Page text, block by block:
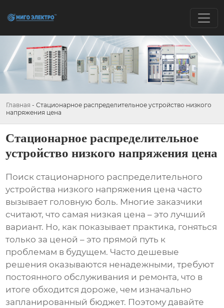
Главная - Стационарное распределительное устройство низкого
напряжения цена
Стационарное распределительное
устройство низкого напряжения цена
Поиск стационарного распределительного
устройства низкого напряжения цена часто
вызывает головную боль. Многие заказчики
считают, что самая низкая цена – это лучший
вариант. Но, как показывает практика, гоняться
только за ценой – это прямой путь к
проблемам в будущем. Часто дешевые
решения оказываются ненадежными, требуют
постоянного обслуживания и ремонта, что в
итоге обходится дороже, чем изначально
запланированный бюджет. Поэтому давайте